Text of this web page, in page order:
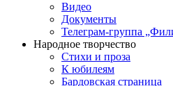
Видео
Документы
Телеграм-группа
Народное творчество
Стихи и проза
К юбилеям
Бардовская страница